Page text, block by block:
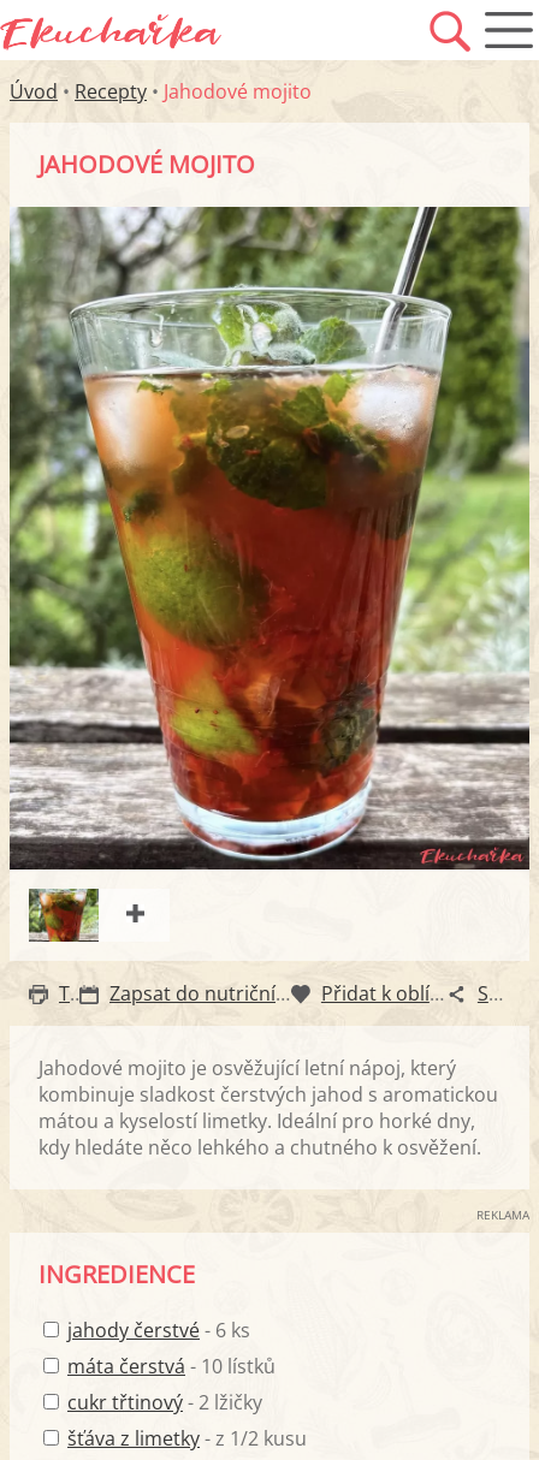
Úvod • Recepty • Jahodové mojito
JAHODOVÉ MOJITO
Tisk Zapsat do nutričního diáře Přidat k oblíbeným Sdílet
Jahodové mojito je osvěžující letní nápoj, který
kombinuje sladkost čerstvých jahod s aromatickou
mátou a kyselostí limetky. Ideální pro horké dny,
kdy hledáte něco lehkého a chutného k osvěžení.
REKLAMA
INGREDIENCE
jahody čerstvé- 6 ks
máta čerstvá - 10 lístků
cukr třtinový- 2 lžičky
šťáva z limetky- z 1/2 kusu